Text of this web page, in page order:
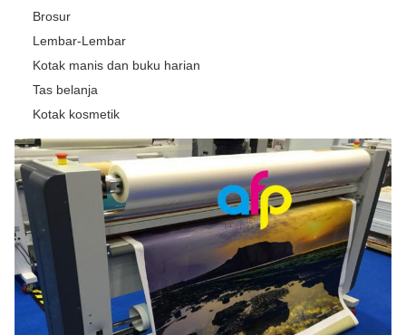
Brosur
Lembar-Lembar
Kotak manis dan buku harian
Tas belanja
Kotak kosmetik